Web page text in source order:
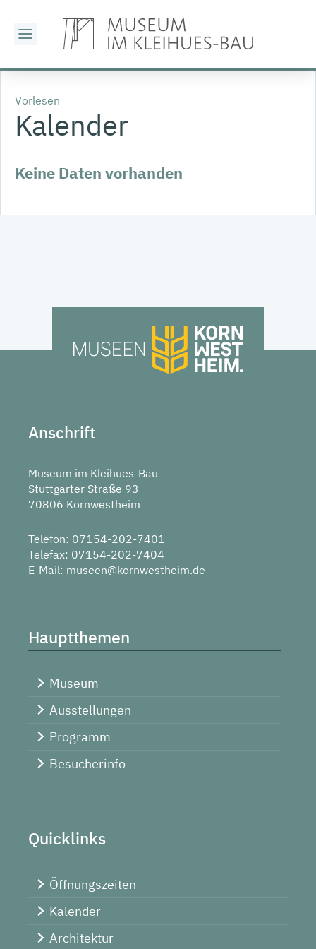
Vorlesen
Kalender
Keine Daten vorhanden
Anschrift
Museum im Kleihues-Bau
Stuttgarter Straße 93
70806 Kornwestheim
Telefon: 07154-202-7401
Telefax: 07154-202-7404
E-Mail: museen@kornwestheim.de
Hauptthemen
Museum
Ausstellungen
Programm
Besucherinfo
Quicklinks
Öffnungszeiten
Kalender
Architektur